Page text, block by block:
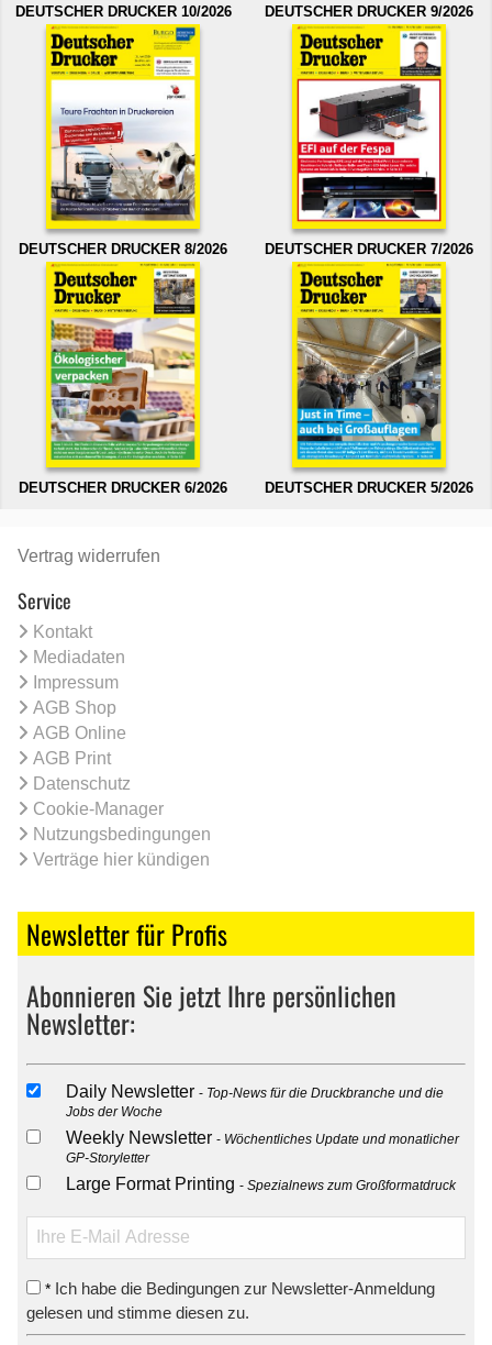
DEUTSCHER DRUCKER 10/2026 DEUTSCHER DRUCKER 9/2026
DEUTSCHER DRUCKER 8/2026 DEUTSCHER DRUCKER 7/2026
DEUTSCHER DRUCKER 6/2026 DEUTSCHER DRUCKER 5/2026
Vertrag widerrufen
Service
Kontakt
Mediadaten
Impressum
AGB Shop
AGB Online
AGB Print
Datenschutz
Cookie-Manager
Nutzungsbedingungen
Verträge hier kündigen
Newsletter für Profis
Abonnieren Sie jetzt Ihre persönlichen
Newsletter:
Daily Newsletter
Top-News für die Druckbranche und die
Jobs der Woche
Weekly Newsletter
Wöchentliches Update und monatlicher
GP-Storyletter
Large Format Printing Spezialnews zum Großformatdruck
* Ich habe die Bedingungen zur Newsletter-Anmeldung
gelesen und stimme diesen zu.